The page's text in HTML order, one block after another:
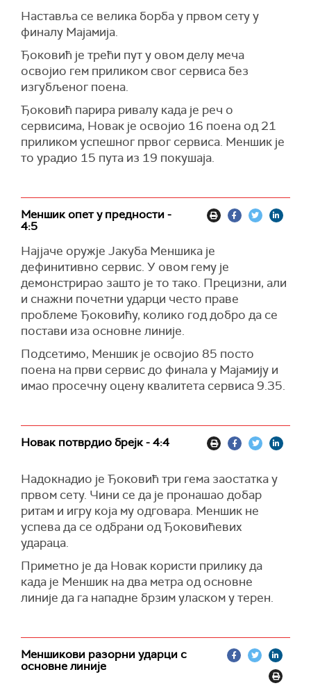
Наставља се велика борба у првом сету у
финалу Мајамија.
Ђоковић је трећи пут у овом делу меча
освојио гем приликом свог сервиса без
изгубљеног поена.
Ђоковић парира ривалу када је реч о
сервисима, Новак је освојио 16 поена од 21
приликом успешног првог сервиса. Меншик је
то урадио 15 пута из 19 покушаја.
Меншик опет у предности -
4:5
Најјаче оружје Јакуба Меншика је
дефинитивно сервис. У овом гему је
демонстрирао зашто је то тако. Прецизни, али
и снажни почетни ударци често праве
проблеме Ђоковићу, колико год добро да се
постави иза основне линије.
Подсетимо, Меншик је освојио 85 посто
поена на први сервис до финала у Мајамију и
имао просечну оцену квалитета сервиса 9.35.
Новак потврдио брејк - 4:4
Надокнадио је Ђоковић три гема заостатка у
првом сету. Чини се да је пронашао добар
ритам и игру која му одговара. Меншик не
успева да се одбрани од Ђоковићевих
удараца.
Приметно је да Новак користи прилику да
када је Меншик на два метра од основне
линије да га нападне брзим уласком у терен.
Меншикови разорни ударци с
основне линије